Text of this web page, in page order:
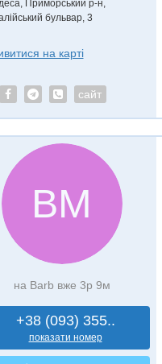
Приморський р-н,
бульвар, 3
на карті
сайт
ВМ
на Barb вже 3р 9м
+38 (093) 355..
показати номер